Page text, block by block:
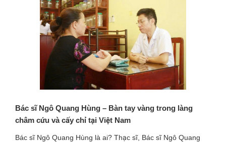
Bác sĩ Ngô Quang Hùng – Bàn tay vàng trong làng
châm cứu và cấy chỉ tại Việt Nam
Bác sĩ Ngô Quang Hùng là ai? Thạc sĩ, Bác sĩ Ngô Quang